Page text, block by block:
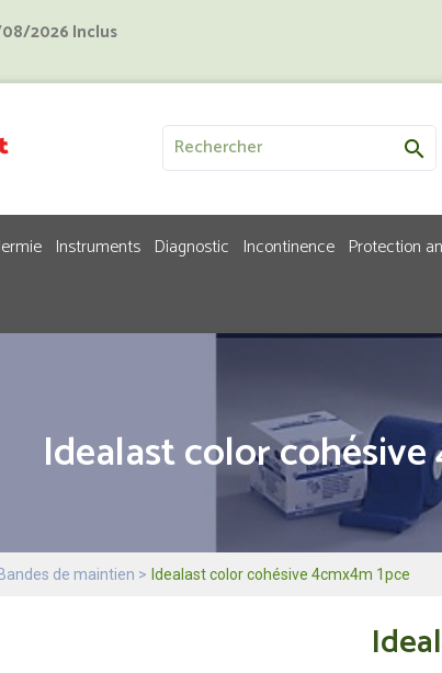
2026 Inclus

Instruments Diagnostic Incontinence Protection
Idealast color cohésive
Bandes de maintien Idealast color cohésive 4cmx4m 1pce